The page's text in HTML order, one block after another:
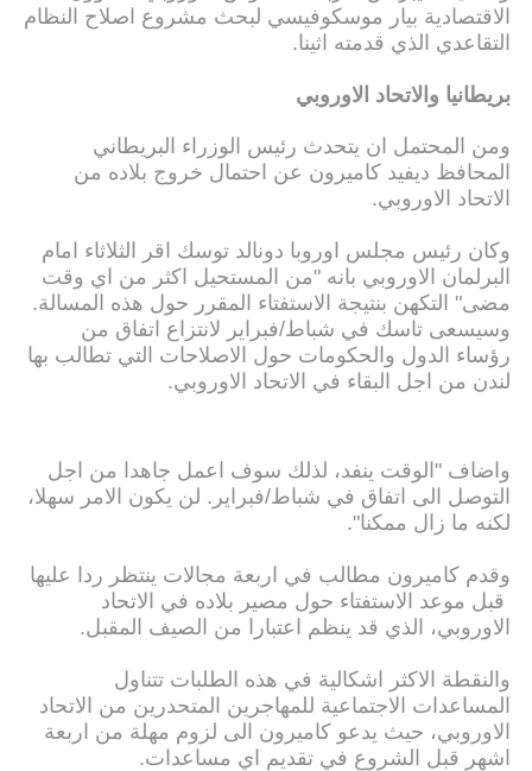
الاقتصادية بيار موسكوفيسي لبحث مشروع اصلاح النظام
التقاعدي الذي قدمته اثينا.
بريطانيا والاتحاد الاوروبي
ومن المحتمل ان يتحدث رئيس الوزراء البريطاني
المحافظ ديفيد كاميرون عن احتمال خروج بلاده من
الاتحاد الاوروبي.
وكان رئيس مجلس اوروبا دونالد توسك اقر الثلاثاء امام
البرلمان الاوروبي بانه "من المستحيل اكثر من اي وقت
مضى" التكهن بنتيجة الاستفتاء المقرر حول هذه المسالة.
وسيسعى تاسك في شباط/فبراير لانتزاع اتفاق من
رؤساء الدول والحكومات حول الاصلاحات التي تطالب بها
لندن من اجل البقاء في الاتحاد الاوروبي.
واضاف "الوقت ينفد، لذلك سوف اعمل جاهدا من اجل
التوصل الى اتفاق في شباط/فبراير. لن يكون الامر سهلا،
لكنه ما زال ممكنا".
وقدم كاميرون مطالب في اربعة مجالات ينتظر ردا عليها
قبل موعد الاستفتاء حول مصير بلاده في الاتحاد
الاوروبي، الذي قد ينظم اعتبارا من الصيف المقبل.
والنقطة الاكثر اشكالية في هذه الطلبات تتناول
المساعدات الاجتماعية للمهاجرين المتحدرين من الاتحاد
الاوروبي، حيث يدعو كاميرون الى لزوم مهلة من اربعة
اشهر قبل الشروع في تقديم اي مساعدات.